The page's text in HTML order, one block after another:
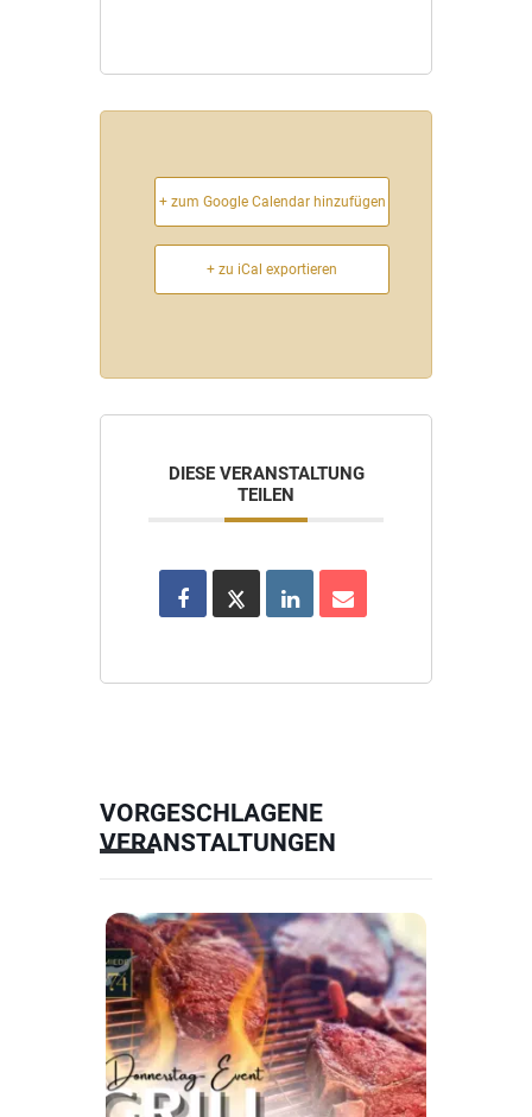
+ zum Google Calendar hinzufügen
+ zu iCal exportieren
DIESE VERANSTALTUNG
TEILEN
VORGESCHLAGENE
VERANSTALTUNGEN